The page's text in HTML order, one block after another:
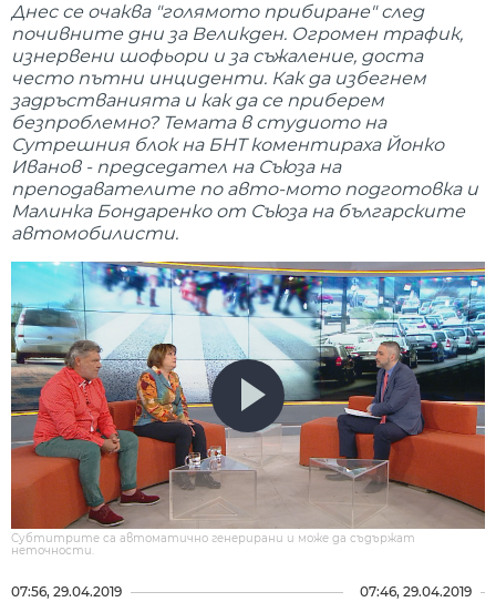
Днес се очаква "голямото прибиране" след
почивните дни за Великден. Огромен трафик,
изнервени шофьори и за съжаление, доста
често пътни инциденти. Как да избегнем
задръстванията и как да се приберем
безпроблемно? Темата в студиото на
Сутрешния блок на БНТ коментираха Йонко
Иванов - председател на Съюза на
преподавателите по авто-мото подготовка и
Малинка Бондаренко от Съюза на българските
автомобилисти.
Субтитрите са автоматично генерирани и може да съдържат
неточности.
07:56, 29.04.2019 07:46, 29.04.2019